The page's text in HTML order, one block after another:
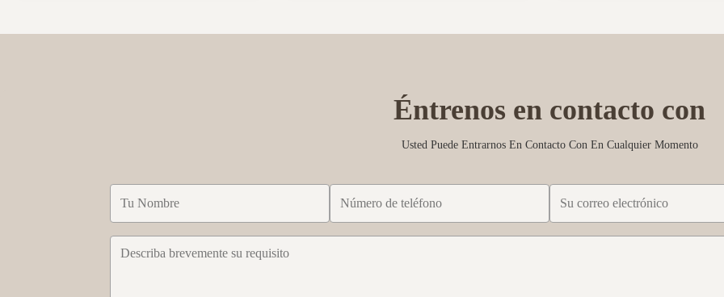
(custom colors available) Technology Glossy
competitivos.
brown etc any colors size
Éntrenos en contacto con
Usted Puede Entrarnos En Contacto Con En Cualquier Momento